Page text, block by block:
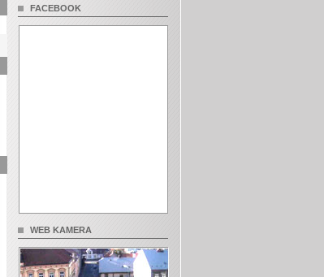
FACEBOOK
WEB KAMERA